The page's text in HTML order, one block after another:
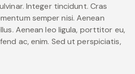
Integer tincidunt. Cras
semper nisi. Aenean
Aenean leo ligula, porttitor eu,
ac, enim. Sed ut perspiciatis,